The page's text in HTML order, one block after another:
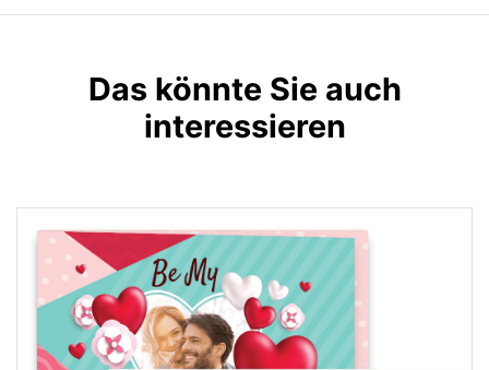
Das könnte Sie auch
interessieren